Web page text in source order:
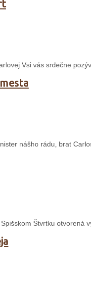
Vsi vás srdečne
nášho rádu, brat
Štvrtku otvorená